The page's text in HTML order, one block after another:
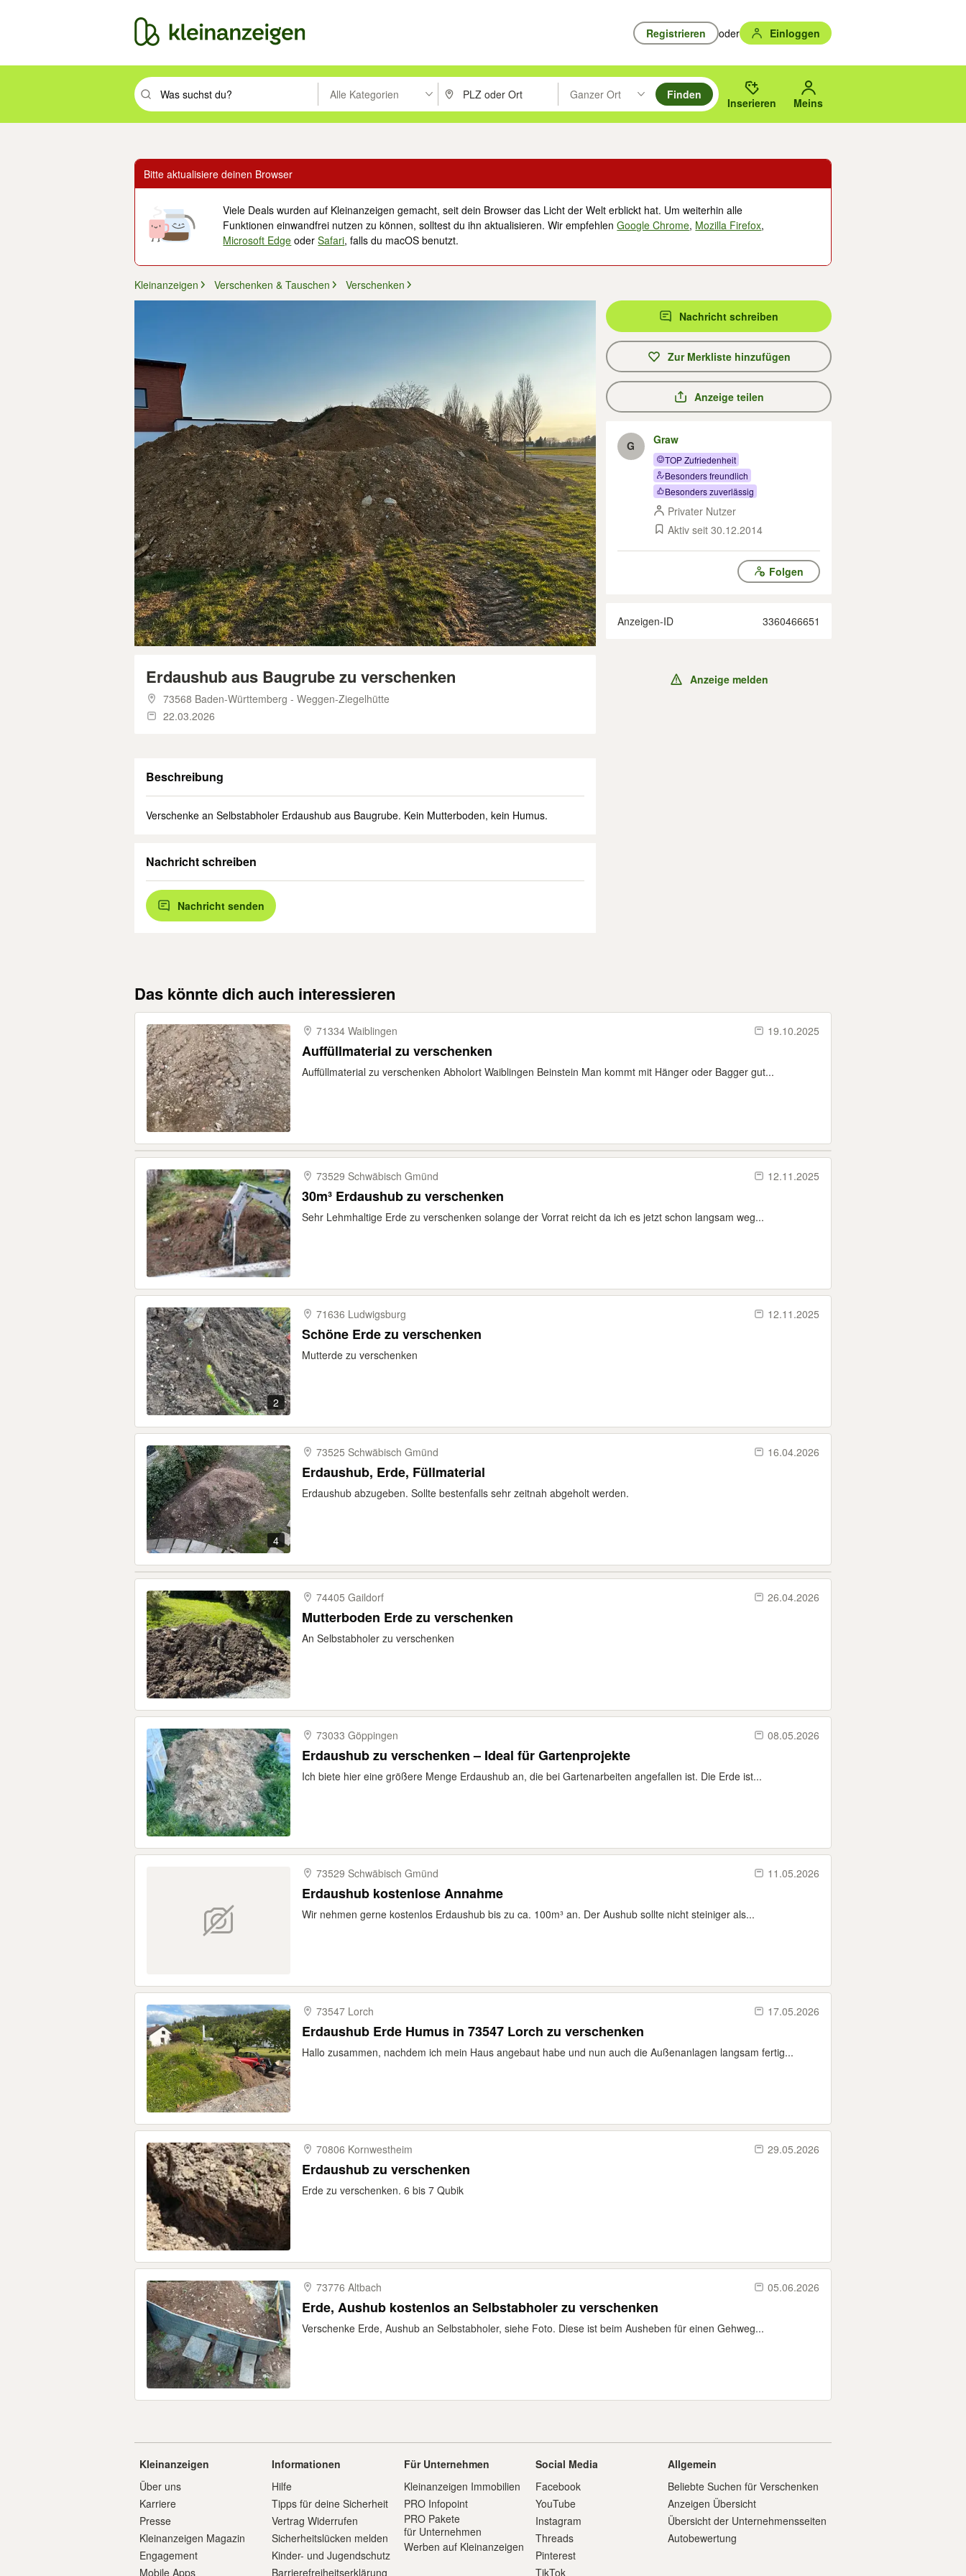
Registrieren oder Einloggen
Suchbegriff eingeben. Eingabetaste drücken um zu suchen, oder Vorschläge mit den Pfeiltasten nach oben/unten durchsuchen und mit Eingabetaste auswählen.
Alle Kategorien PLZ oder Ort eingeben. Eingabetaste drücken um zu suchen, oder Vorschläge mit den Pfeiltasten nach oben/
Ganzer Ort
Suche im Umkreis des gewählten Orts oder PLZ.
Finden
Inserieren Meins
Bitte aktualisiere deinen Browser
Viele Deals wurden auf Kleinanzeigen gemacht, seit dein Browser das Licht der Welt erblickt hat. Um weiterhin alle
Funktionen einwandfrei nutzen zu können, solltest du ihn aktualisieren. Wir empfehlenGoogle Chrome, Mozilla Firefox,
Microsoft Edge oderSafari, falls du macOS benutzt.
Kleinanzeigen Verschenken & Tauschen Verschenken
Erdaushub aus Baugrube zu verschenken
73568 Baden-Württemberg - Weggen-Ziegelhütte
22.03.2026
Beschreibung
Verschenke an Selbstabholer Erdaushub aus Baugrube. Kein Mutterboden, kein Humus.
Nachricht schreiben
Nachricht senden
Nachricht schreiben
Zur Merkliste hinzufügen
Anzeige teilen
G Graw
TOP Zufriedenheit
Besonders freundlich
Besonders zuverlässig
Privater Nutzer
Aktiv seit 30.12.2014
Folgen
Anzeigen-ID 3360466651
Anzeige melden
Das könnte dich auch interessieren
71334 Waiblingen 19.10.2025
Auffüllmaterial zu verschenken
Auffüllmaterial zu verschenken Abholort Waiblingen Beinstein Man kommt mit Hänger oder Bagger gut...
73529 Schwäbisch Gmünd 12.11.2025
30m³ Erdaushub zu verschenken
Sehr Lehmhaltige Erde zu verschenken solange der Vorrat reicht da ich es jetzt schon langsam weg...
2
71636 Ludwigsburg 12.11.2025
Schöne Erde zu verschenken
Mutterde zu verschenken
4
73525 Schwäbisch Gmünd 16.04.2026
Erdaushub, Erde, Füllmaterial
Erdaushub abzugeben. Sollte bestenfalls sehr zeitnah abgeholt werden.
74405 Gaildorf 26.04.2026
Mutterboden Erde zu verschenken
An Selbstabholer zu verschenken
73033 Göppingen 08.05.2026
Erdaushub zu verschenken – Ideal für Gartenprojekte
Ich biete hier eine größere Menge Erdaushub an, die bei Gartenarbeiten angefallen ist. Die Erde ist...
73529 Schwäbisch Gmünd 11.05.2026
Erdaushub kostenlose Annahme
Wir nehmen gerne kostenlos Erdaushub bis zu ca. 100m³ an. Der Aushub sollte nicht steiniger als...
73547 Lorch 17.05.2026
Erdaushub Erde Humus in 73547 Lorch zu verschenken
Hallo zusammen, nachdem ich mein Haus angebaut habe und nun auch die Außenanlagen langsam fertig...
70806 Kornwestheim 29.05.2026
Erdaushub zu verschenken
Erde zu verschenken. 6 bis 7 Qubik
73776 Altbach 05.06.2026
Erde, Aushub kostenlos an Selbstabholer zu verschenken
Verschenke Erde, Aushub an Selbstabholer, siehe Foto. Diese ist beim Ausheben für einen Gehweg...
Kleinanzeigen
Über uns
Karriere
Presse
Kleinanzeigen Magazin
Engagement
Mobile Apps
Informationen
Hilfe
Tipps für deine Sicherheit
Vertrag Widerrufen
Sicherheitslücken melden
Kinder- und Jugendschutz
Barrierefreiheitserklärung
Für Unternehmen
Kleinanzeigen Immobilien
PRO Infopoint
PRO Pakete
für Unternehmen
Werben auf Kleinanzeigen
Social Media
Facebook
YouTube
Instagram
Threads
Pinterest
TikTok
Allgemein
Beliebte Suchen für Verschenken
Anzeigen Übersicht
Übersicht der Unternehmensseiten
Autobewertung